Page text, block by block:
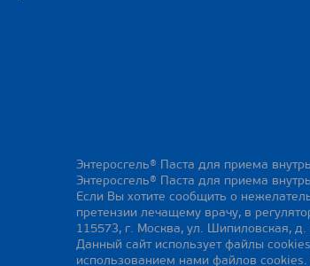
Энтеросгель® Паста для приема
Энтеросгель® Паста для приема
Если Вы хотите сообщить о
претензии лечащему врачу, в
115573, г. Москва, ул. Шипиловская, д.
Данный сайт использует файлы
использованием нами файлов cookies.